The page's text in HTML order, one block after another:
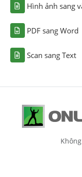
Hình ảnh sang
PDF sang Word
Scan sang Text